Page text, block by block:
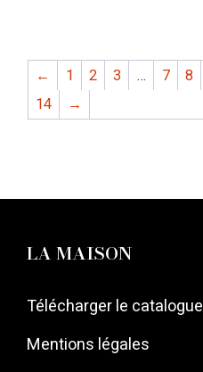
← 1 2 3 … 7 8
14
→
LA MAISON
Télécharger le catalogue
Mentions légales